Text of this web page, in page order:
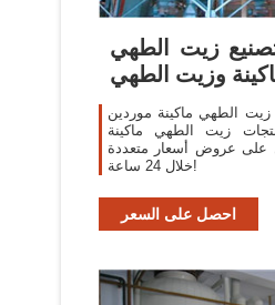
زيت الطهي
وزيت الطهي
الطهي ماكينة موردين
زيت الطهي ماكينة
على عروض أسعار متعددة
خلال 24 ساعة!
احصل على السعر